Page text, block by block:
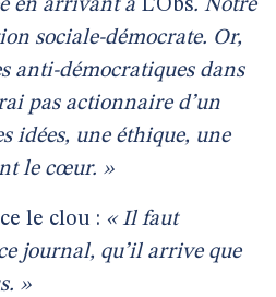
en arrivant à L’Obs. Notre
sociale-démocrate. Or,
anti-démocratiques dans
pas actionnaire d’un
idées, une éthique, une
le cœur. »
le clou : « Il faut
journal, qu’il arrive que
»